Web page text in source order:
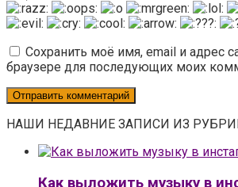
Сохранить моё имя, email и адрес
браузере для последующих моих
НАШИ НЕДАВНИЕ ЗАПИСИ ИЗ
Как выложить музыку в